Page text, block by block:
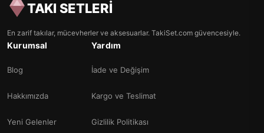
TAKI SETLERİ
En zarif takılar, mücevherler ve aksesuarlar. TakiSet.com güvencesiyle.
Kurumsal
Blog
Hakkımızda
Yeni Gelenler
Yardım
İade ve Değişim
Kargo ve Teslimat
Gizlilik Politikası